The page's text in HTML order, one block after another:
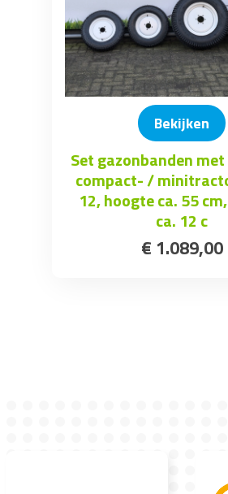
Bekijken
Set gazonbanden
compact- /
12, hoogte ca. 55
ca. 12 c
€ 1.089,00